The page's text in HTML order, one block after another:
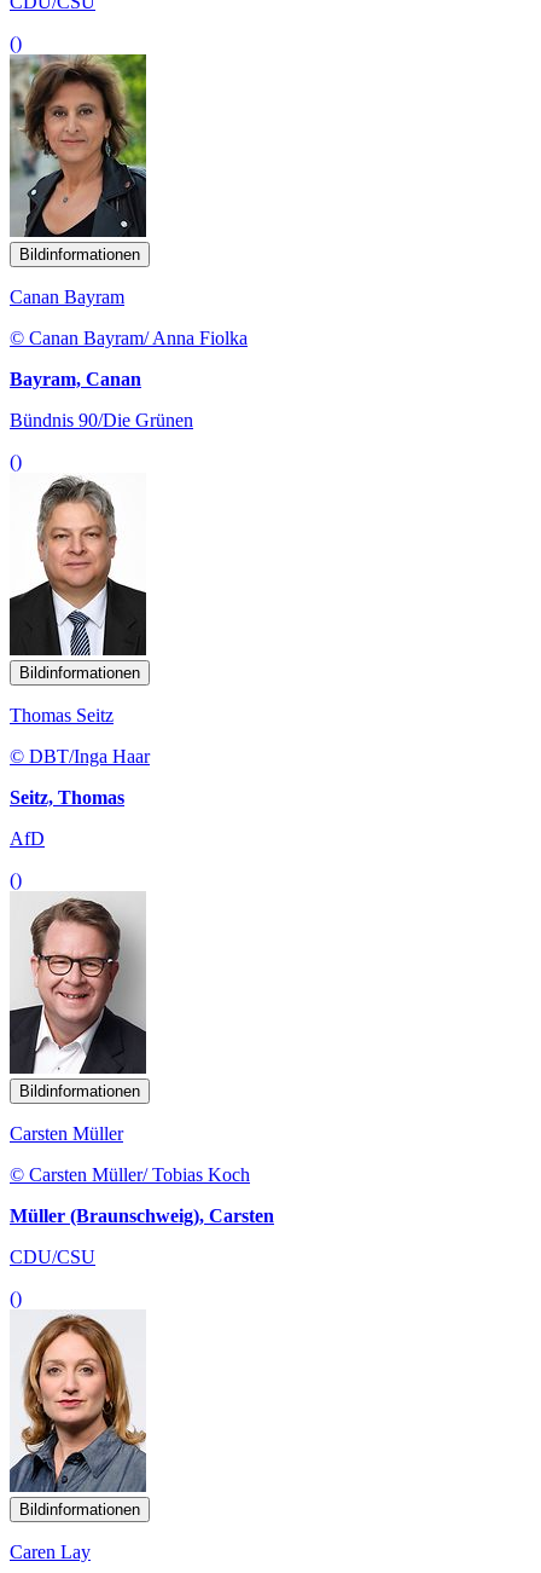
()
Bildinformationen
Canan Bayram
© Canan Bayram/ Anna Fiolka
Bayram, Canan
Bündnis 90/Die Grünen
()
Bildinformationen
Thomas Seitz
© DBT/Inga Haar
Seitz, Thomas
AfD
()
Bildinformationen
Carsten Müller
© Carsten Müller/ Tobias Koch
Müller (Braunschweig), Carsten
CDU/CSU
()
Bildinformationen
Caren Lay